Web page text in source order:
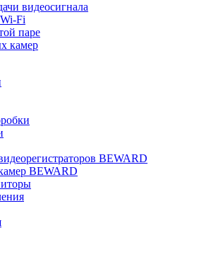
видеосигнала
Fi
паре
камер
BEWARD
BEWARD